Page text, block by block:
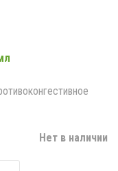
Нет в наличии